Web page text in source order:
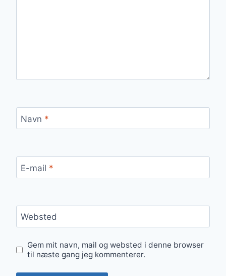
Navn *
E-mail *
Websted
Gem mit navn, mail og websted i denne browser
til næste gang jeg kommenterer.